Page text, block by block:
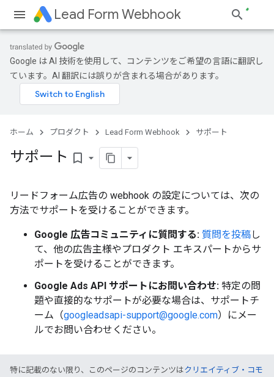
Lead Form Webhook
Google は AI 技術を使用して、コンテンツをご希望の言語に翻訳し
ています。AI 翻訳には誤りが含まれる場合があります。
ホーム プロダクト Lead Form Webhook サポート
サポート bookmark_border
リードフォーム広告の webhook の設定については、次の
方法でサポートを受けることができます。
Google 広告コミュニティに質問する: 質問を投稿し
て、他の広告主様やプロダクト エキスパートからサ
ポートを受けることができます。
Google Ads API サポートにお問い合わせ: 特定の問
題や直接的なサポートが必要な場合は、サポートチ
ーム（googleadsapi-support@google.com）にメー
ルでお問い合わせください。
特に記載のない限り、このページのコンテンツはクリエイティブ・コモ